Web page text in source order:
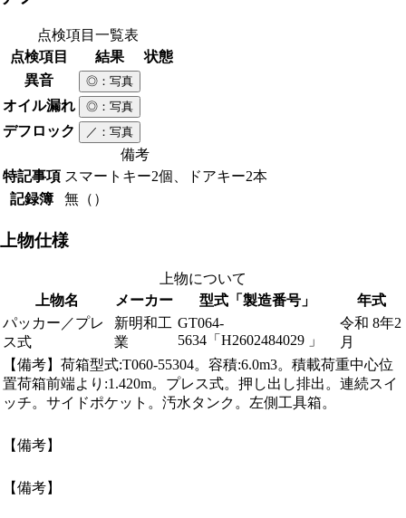
点検項目一覧表
点検項目
結果
状態
異音
◎ ：写真
オイル漏れ ◎ ：写真
デフロック ／ ：写真
備考
特記事項 スマートキー2個、ドアキー2本
記録簿
無（）
上物仕様
上物について
上物名
メーカー 型式「製造番号」
年式
パッカー／プレ
ス式
新明和工
業
GT064-
5634「H2602484029 」
令和 8年2
月
【備考】荷箱型式:T060-55304。容積:6.0m3。積載荷重中心位
置荷箱前端より:1.420m。プレス式。押し出し排出。連続スイ
ッチ。サイドポケット。汚水タンク。左側工具箱。
【備考】
【備考】